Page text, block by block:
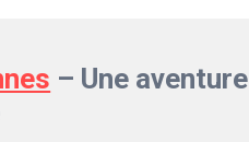
– Une aventure